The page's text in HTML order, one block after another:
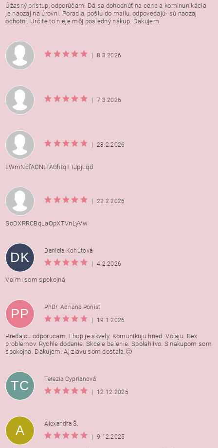
Úžasný prístup, odporúčam! Dá sa dohodnúť na cene a kominunikácia
je naozaj na úrovni. Poradia, pošlú do mailu, odpovedajú- sú naozaj
ochotní. Určite to nieje môj posledný nákup. Ďakujem
8.3.2026
7.3.2026
28.2.2026
LWmNcfACNtTABhtqTTJpjLqd
22.2.2026
SoDXRRCBqLaOpXTVnLyVw
DK
Daniela Kohútová
4.2.2026
Veľmi som spokojná
PP
PhDr. Adriana Ponist
19.1.2026
Predajcu odporucam. Ehop je skvely. Komunikuju hned. Volaju. Bex
problemov. Rychle dodanie. Skcele balenie. Spolahlivo. S nakupom som
spokojna. Dakujem. Aj zlavu som dostala.🙂
TC
Terezia Cyprianová
12.12.2025
A
Alexandra Š.
9.12.2025